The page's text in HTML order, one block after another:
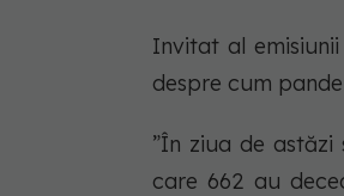
Invitat al
despre cum
”În ziua de
care 662 au